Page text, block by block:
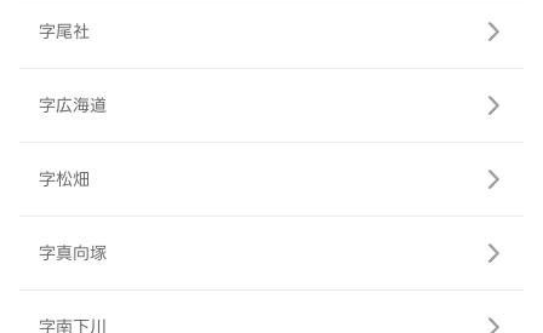
字尾社
字広海道
字松畑
字真向塚
字南下川